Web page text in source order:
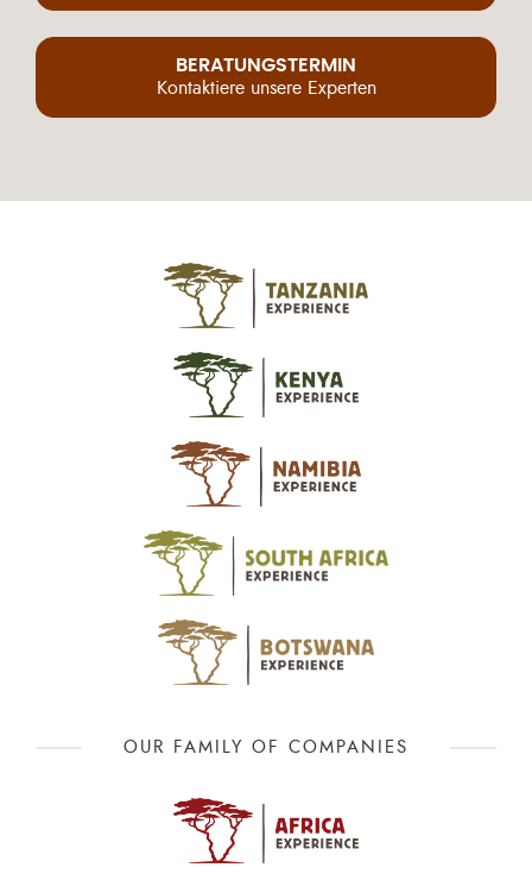
BERATUNGSTERMIN
Kontaktiere unsere Experten
OUR FAMILY OF COMPANIES